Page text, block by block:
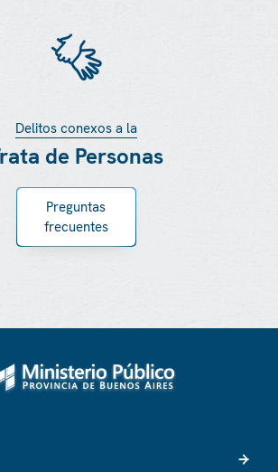
Delitos conexos a la
de Personas
Preguntas
frecuentes